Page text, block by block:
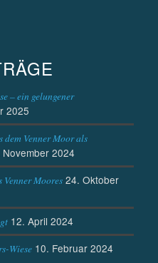
– ein gelungener
2025
Venner Moor als
2024
Venner Moores 24. Oktober
12. April 2024
Wiese 10. Februar 2024